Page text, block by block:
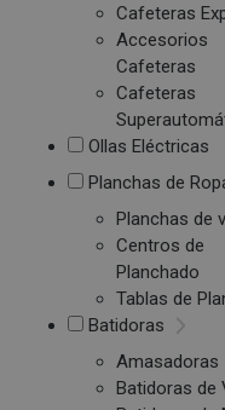
Cafeteras
Accesorios
Cafeteras
Cafeteras
Ollas Eléctricas
Planchas de
Planchas de
Centros de
Planchado
Tablas de
Batidoras
Amasadoras
Batidoras de